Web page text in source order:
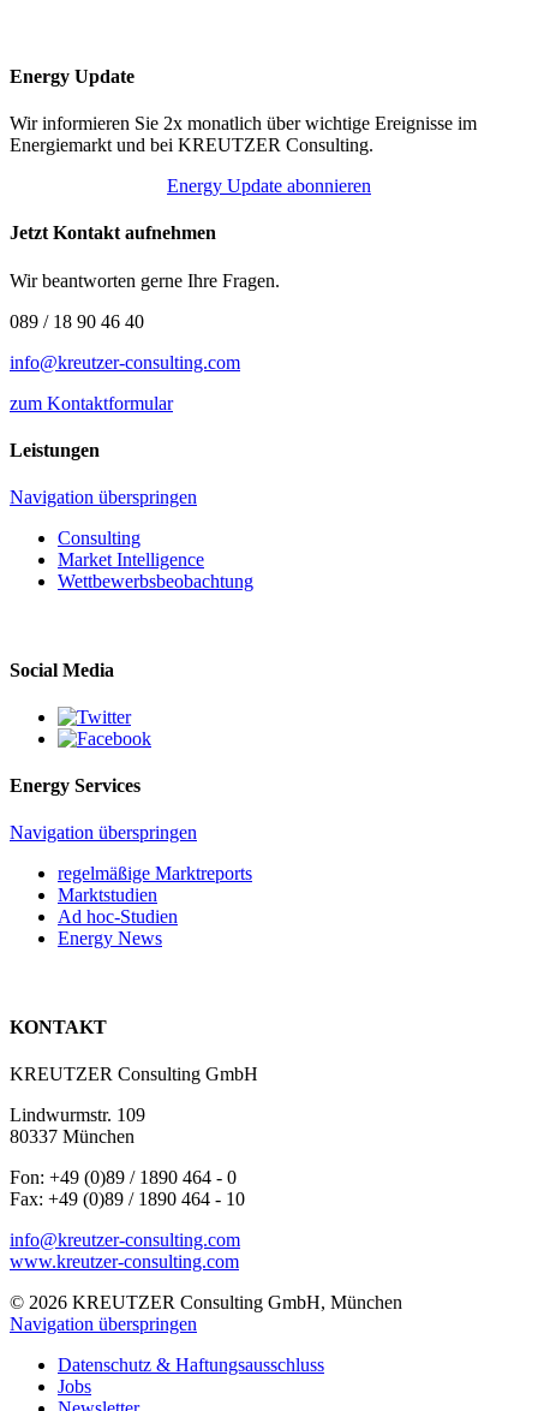
Energy Update
Wir informieren Sie 2x monatlich über wichtige Ereignisse im
Energiemarkt und bei KREUTZER Consulting.
Energy Update abonnieren
Jetzt Kontakt aufnehmen
Wir beantworten gerne Ihre Fragen.
089 / 18 90 46 40
info@kreutzer-consulting.com
zum Kontaktformular
Leistungen
Navigation überspringen
Consulting
Market Intelligence
Wettbewerbs­beobachtung
Social Media
Energy Services
Navigation überspringen
regelmäßige Marktreports
Marktstudien
Ad hoc-Studien
Energy News
KONTAKT
KREUTZER Consulting GmbH
Lindwurmstr. 109
80337 München
Fon: +49 (0)89 / 1890 464 - 0
Fax: +49 (0)89 / 1890 464 - 10
info@kreutzer-consulting.com
www.kreutzer-consulting.com
© 2026 KREUTZER Consulting GmbH, München
Navigation überspringen
Datenschutz & Haftungsausschluss
Jobs